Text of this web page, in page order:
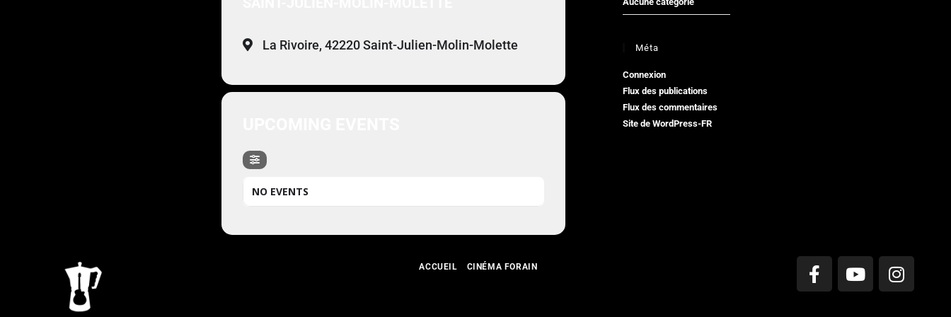
La Rivoire, 42220 Saint-Julien-Molin-Molette
NO EVENTS
Méta
Connexion
Flux des publications
Flux des commentaires
Site de WordPress-FR
ACCUEIL CINÉMA FORAIN